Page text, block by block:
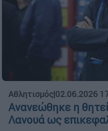
Αθλητισμός|02.06.2026
Ανανεώθηκε η
Λανουά ως